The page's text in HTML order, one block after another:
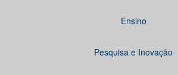
Ensino
Pesquisa e Inovação